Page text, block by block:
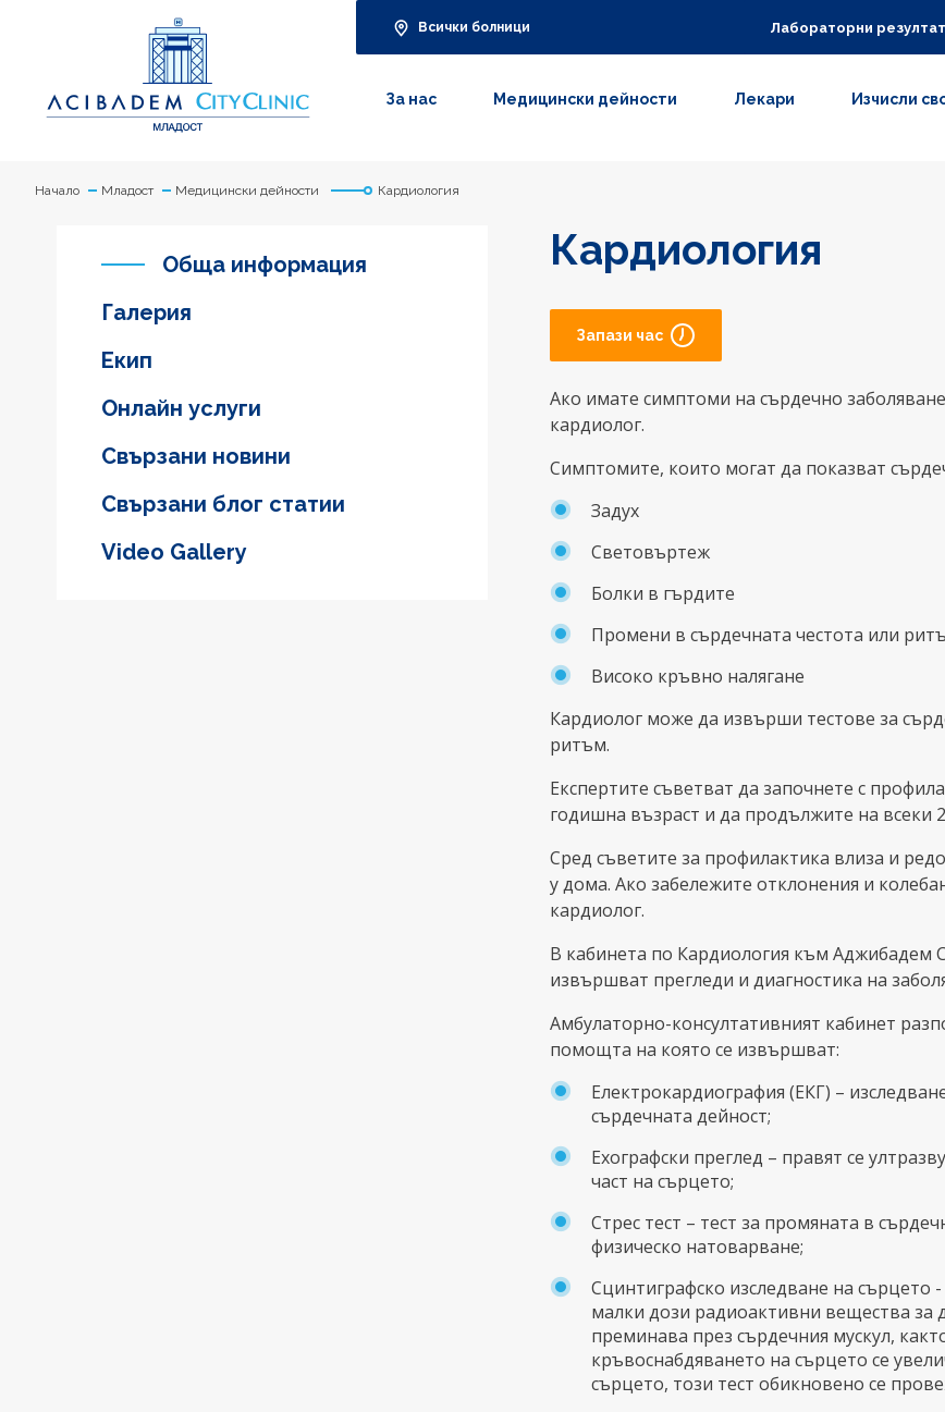
Всички болници Лабораторни
За нас Медицински дейности Лекари Изчисли
Начало Младост Медицински дейности Кардиология
Обща информация
Галерия
Екип
Онлайн услуги
Свързани новини
Свързани блог статии
Video Gallery
Кардиология
Запази час
Ако имате симптоми на сърдечно
кардиолог.
Симптомите, които могат да показват
Задух
Световъртеж
Болки в гърдите
Промени в сърдечната честота или
Високо кръвно налягане
Кардиолог може да извърши тестове за
ритъм.
Експертите съветват да започнете с
годишна възраст и да продължите на всеки
Сред съветите за профилактика влиза и
у дома. Ако забележите отклонения и
кардиолог.
В кабинета по Кардиология към
извършват прегледи и диагностика на
Амбулаторно-консултативният кабинет
помощта на която се извършват:
Електрокардиография (ЕКГ) –
сърдечната дейност;
Ехографски преглед – правят се
част на сърцето;
Стрес тест – тест за промяната в
физическо натоварване;
Сцинтиграфско изследване на сърцето
малки дози радиоактивни вещества за
преминава през сърдечния мускул,
кръвоснабдяването на сърцето се
сърцето, този тест обикновено се